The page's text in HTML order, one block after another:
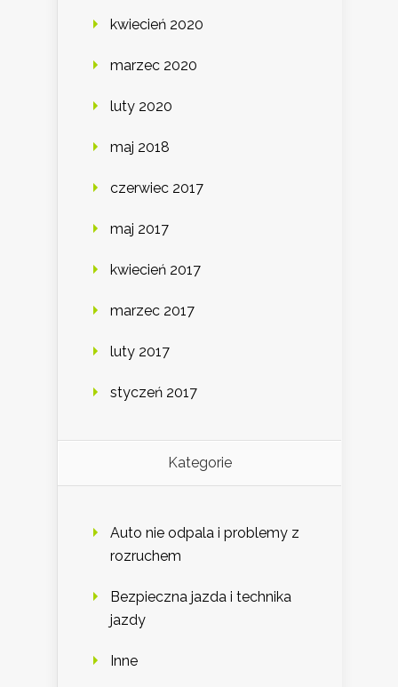
kwiecień 2020
marzec 2020
luty 2020
maj 2018
czerwiec 2017
maj 2017
kwiecień 2017
marzec 2017
luty 2017
styczeń 2017
Kategorie
Auto nie odpala i problemy z
rozruchem
Bezpieczna jazda i technika
jazdy
Inne